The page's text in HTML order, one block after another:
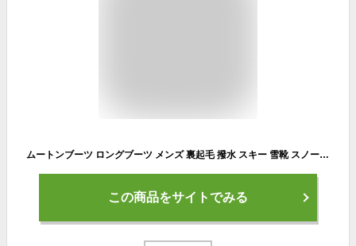
ムートンブーツ ロングブーツ メンズ 裏起毛 撥水 スキー 雪靴 スノーブーツ アウトドア カジュアル 滑り止め 暖かい 冬物 ハイカット プレゼント
この商品をサイトでみる